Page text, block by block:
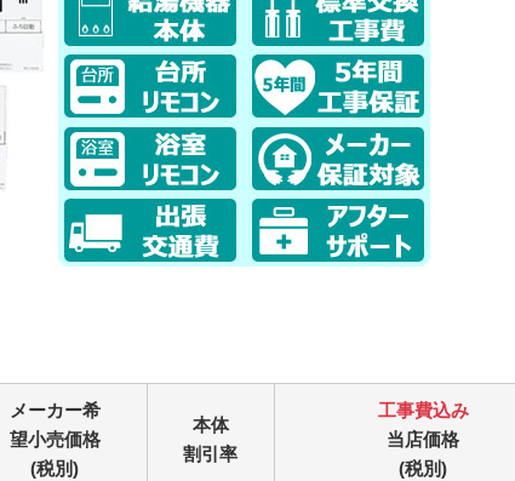
メーカー希
望小売価格
(税別)
本体
割引率
工事費込み
当店価格
(税別)